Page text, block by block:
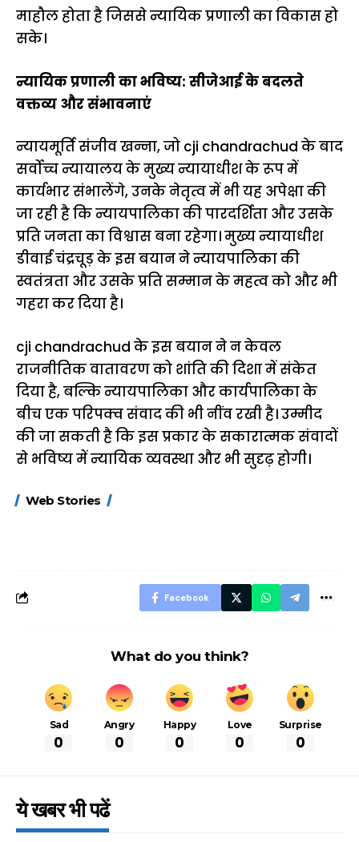
माहौल होता है जिससे न्यायिक प्रणाली का विकास हो
सके।
न्यायिक प्रणाली का भविष्य: सीजेआई के बदलते
वक्तव्य और संभावनाएं
न्यायमूर्ति संजीव खन्ना, जो cji chandrachud के बाद
सर्वोच्च न्यायालय के मुख्य न्यायाधीश के रूप में
कार्यभार संभालेंगे, उनके नेतृत्व में भी यह अपेक्षा की
जा रही है कि न्यायपालिका की पारदर्शिता और उसके
प्रति जनता का विश्वास बना रहेगा। मुख्य न्यायाधीश
डीवाई चंद्रचूड़ के इस बयान ने न्यायपालिका की
स्वतंत्रता और उसके प्रति सम्मान के महत्व को और भी
गहरा कर दिया है।
cji chandrachud के इस बयान ने न केवल
राजनीतिक वातावरण को शांति की दिशा में संकेत
दिया है, बल्कि न्यायपालिका और कार्यपालिका के
बीच एक परिपक्व संवाद की भी नींव रखी है। उम्मीद
की जा सकती है कि इस प्रकार के सकारात्मक संवादों
से भविष्य में न्यायिक व्यवस्था और भी सुदृढ़ होगी।
Web Stories
FASTag के ये नए
Facebook
What do you think?
Sad
0
Angry
0
Happy
0
Love
0
Surprise
0
ये खबर भी पढें